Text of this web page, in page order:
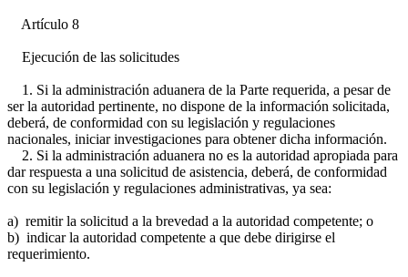
Artículo 8
Ejecución de las solicitudes
1. Si la administración aduanera de la Parte requerida, a pesar de
ser la autoridad pertinente, no dispone de la información solicitada,
deberá, de conformidad con su legislación y regulaciones
nacionales, iniciar investigaciones para obtener dicha información.
2. Si la administración aduanera no es la autoridad apropiada para
dar respuesta a una solicitud de asistencia, deberá, de conformidad
con su legislación y regulaciones administrativas, ya sea:
a) remitir la solicitud a la brevedad a la autoridad competente; o
b) indicar la autoridad competente a que debe dirigirse el
requerimiento.